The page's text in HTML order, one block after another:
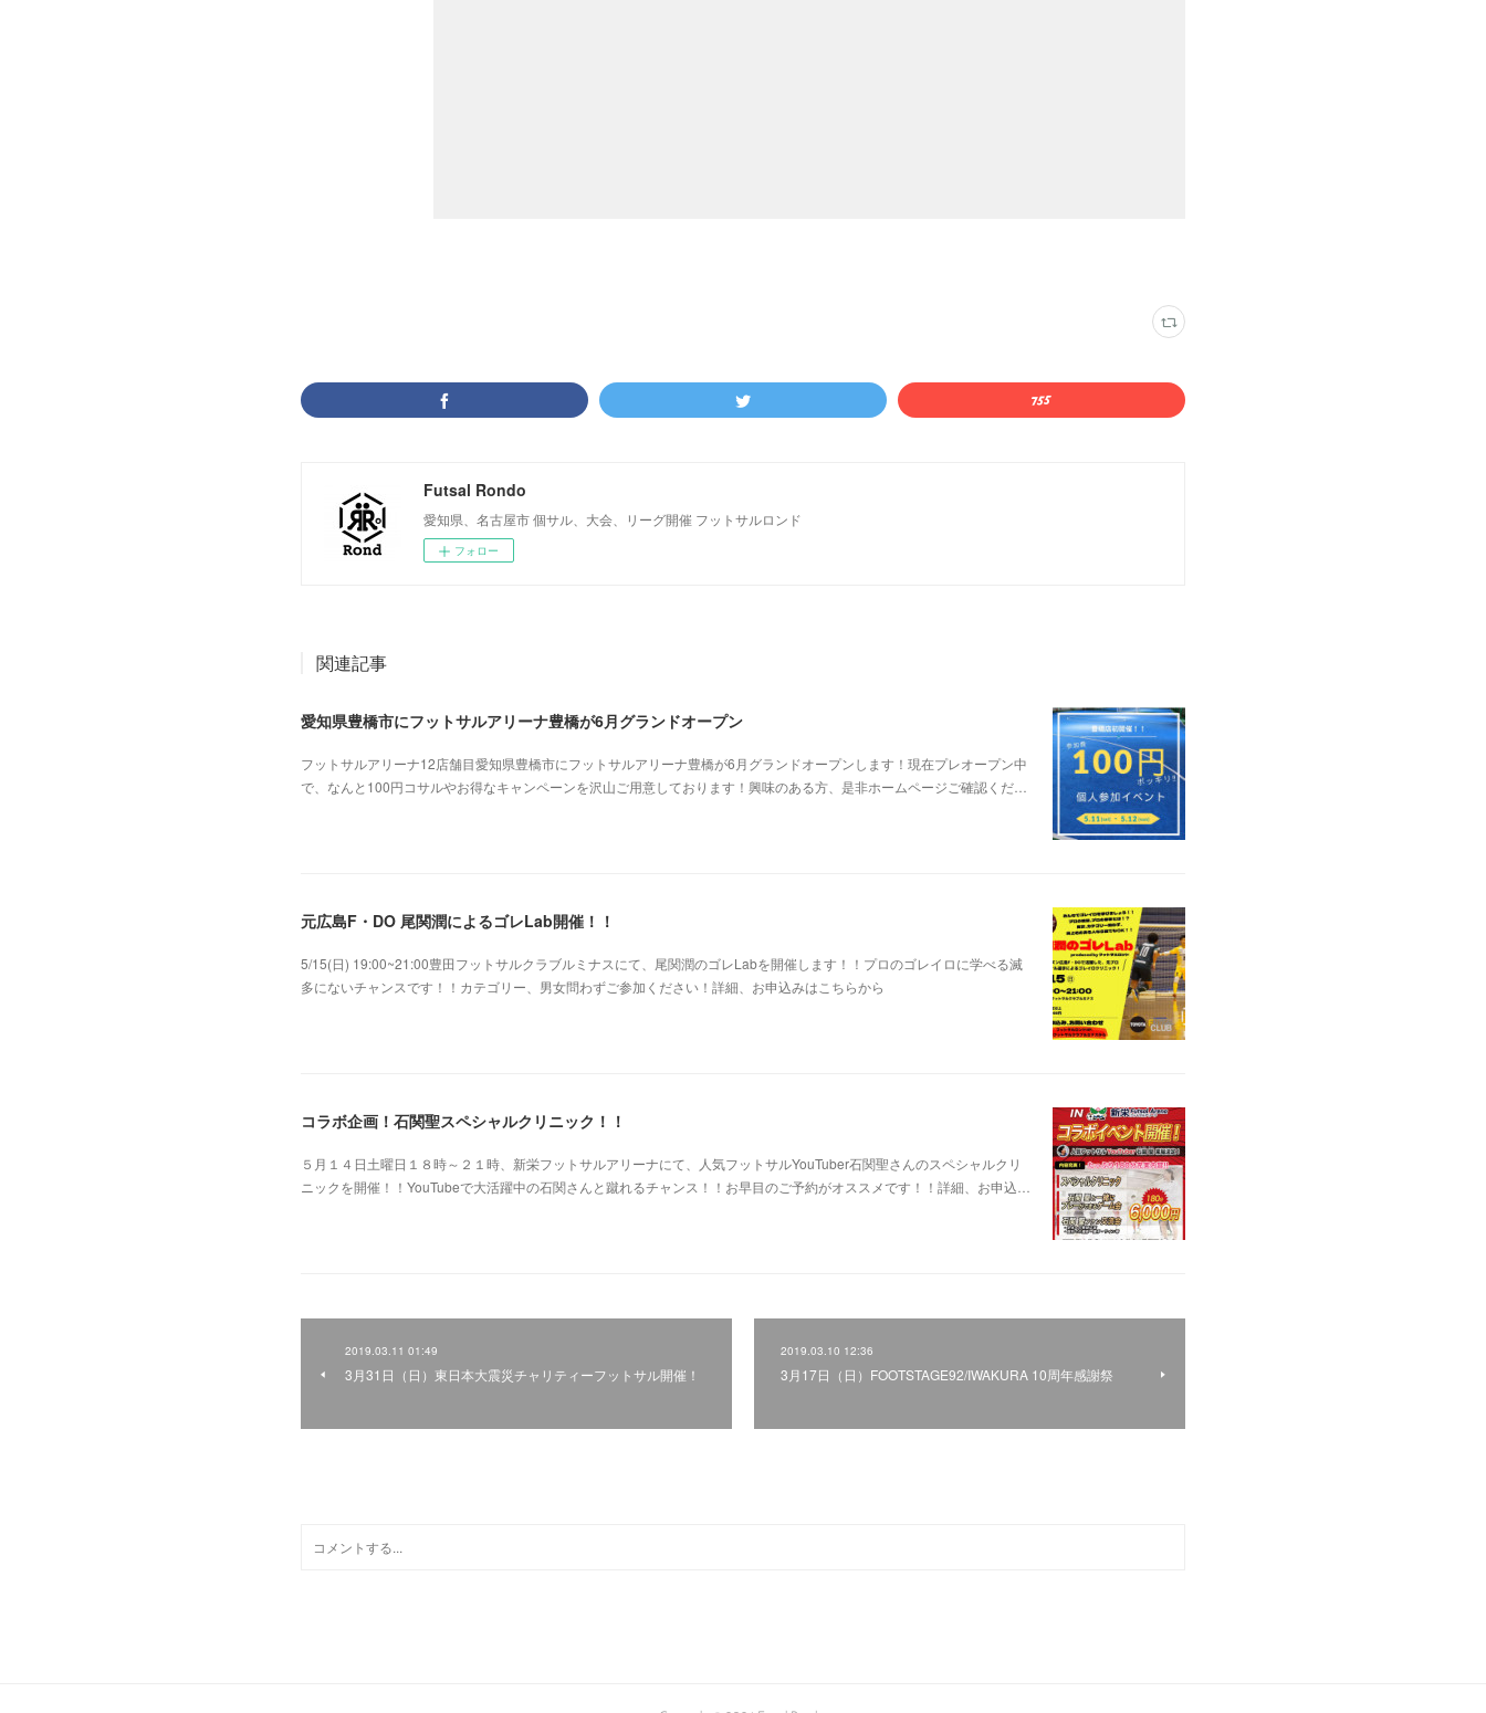
Futsal Rondo
愛知県、名古屋市 個サル、大会、リーグ開催 フットサルロンド
フォロー
関連記事
愛知県豊橋市にフットサルアリーナ豊橋が6月グランドオープン
フットサルアリーナ12店舗目愛知県豊橋市にフットサルアリーナ豊橋が6月グランドオープンします！現在プレオープン中
で、なんと100円コサルやお得なキャンペーンを沢山ご用意しております！興味のある方、是非ホームページご確認くだ…
元広島F・DO 尾関潤によるゴレLab開催！！
5/15(日) 19:00~21:00豊田フットサルクラブルミナスにて、尾関潤のゴレLabを開催します！！プロのゴレイロに学べる滅
多にないチャンスです！！カテゴリー、男女問わずご参加ください！詳細、お申込みはこちらから
コラボ企画！石関聖スペシャルクリニック！！
５月１４日土曜日１８時～２１時、新栄フットサルアリーナにて、人気フットサルYouTuber石関聖さんのスペシャルクリ
ニックを開催！！YouTubeで大活躍中の石関さんと蹴れるチャンス！！お早目のご予約がオススメです！！詳細、お申込…
2019.03.11 01:49
3月31日（日）東日本大震災チャリティーフットサル開催！
2019.03.10 12:36
3月17日（日）FOOTSTAGE92/IWAKURA 10周年感謝祭